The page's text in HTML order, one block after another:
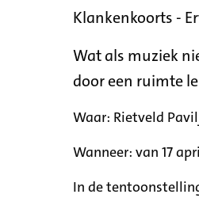
Klankenkoorts -
Wat als muziek
door een ruimte
Waar: Rietveld
Wanneer: van 17
In de